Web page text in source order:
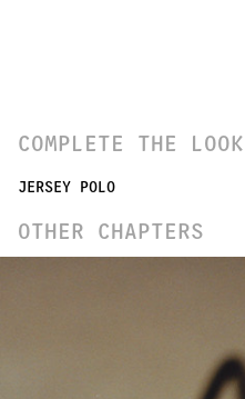
COMPLETE THE
JERSEY POLO
OTHER CHAPTERS